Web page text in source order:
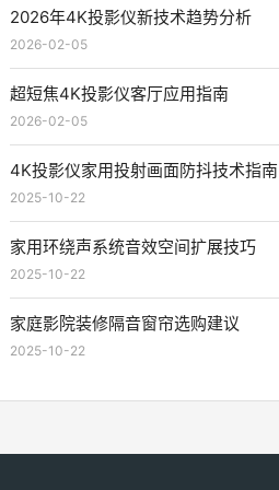
2026年4K投影仪新技术趋势分析
2026-02-05
超短焦4K投影仪客厅应用指南
2026-02-05
4K投影仪家用投射画面防抖技术指南
2025-10-22
家用环绕声系统音效空间扩展技巧
2025-10-22
家庭影院装修隔音窗帘选购建议
2025-10-22